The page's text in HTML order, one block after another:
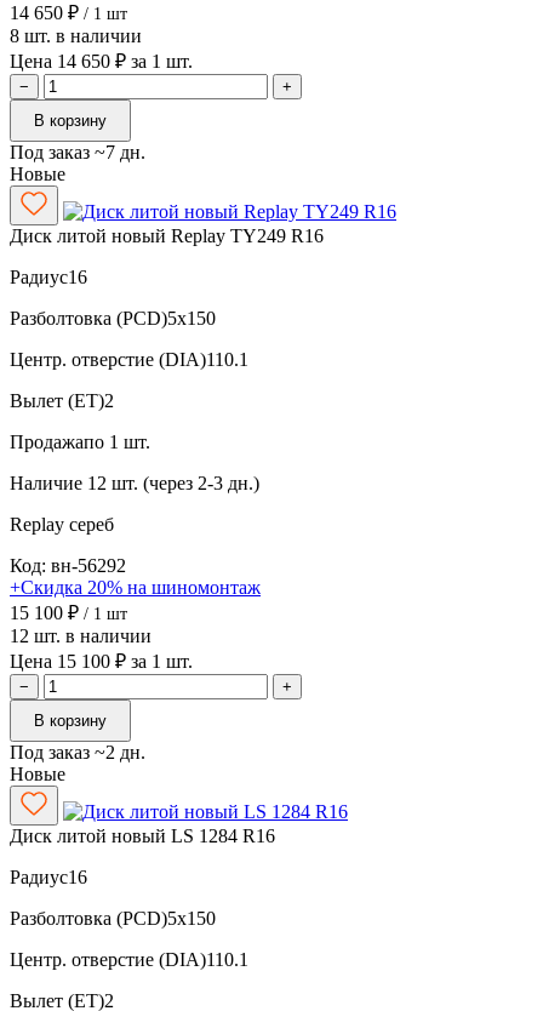
14 650 ₽ / 1 шт
8 шт. в наличии
Цена 14 650 ₽ за 1 шт.
−
+
В корзину
Под заказ ~7 дн.
Новые
Диск литой новый Replay TY249 R16
Радиус16
Разболтовка (PCD)5x150
Центр. отверстие (DIA)110.1
Вылет (ET)2
Продажапо 1 шт.
Наличие 12 шт. (через 2-3 дн.)
Replay сереб
Код: вн-56292
+Скидка 20% на шиномонтаж
15 100 ₽ / 1 шт
12 шт. в наличии
Цена 15 100 ₽ за 1 шт.
−
+
В корзину
Под заказ ~2 дн.
Новые
Диск литой новый LS 1284 R16
Радиус16
Разболтовка (PCD)5x150
Центр. отверстие (DIA)110.1
Вылет (ET)2